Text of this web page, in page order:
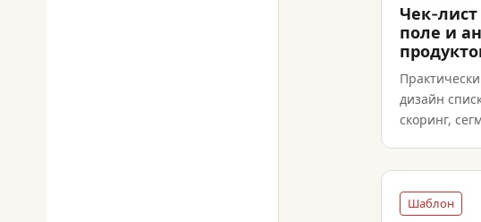
Чек-
поле и
дизайн
скоринг,
Шаблон